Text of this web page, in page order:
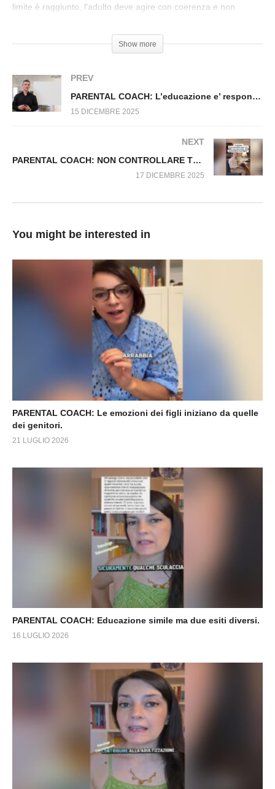
limite è raggiunto, l’adulto deve agire con coerenza e non
e non va fermata con spiegoni, minacce o punizioni. È
sufficiente restare accanto con calma, togliendo ciò che può
rabbia passa da sola e il bambino impara a riconoscere confini
sicuri.
Show more
PREV
PARENTAL COACH: L’educazione e’ responsabilita’ dei genitori, non dei ragazzi
15 DICEMBRE 2025
NEXT
PARENTAL COACH: NON CONTROLLARE TUO FIGLIO
17 DICEMBRE 2025
You might be interested in
PARENTAL COACH: Le emozioni dei figli iniziano da quelle
dei genitori.
21 LUGLIO 2026
PARENTAL COACH: Educazione simile ma due esiti diversi.
16 LUGLIO 2026